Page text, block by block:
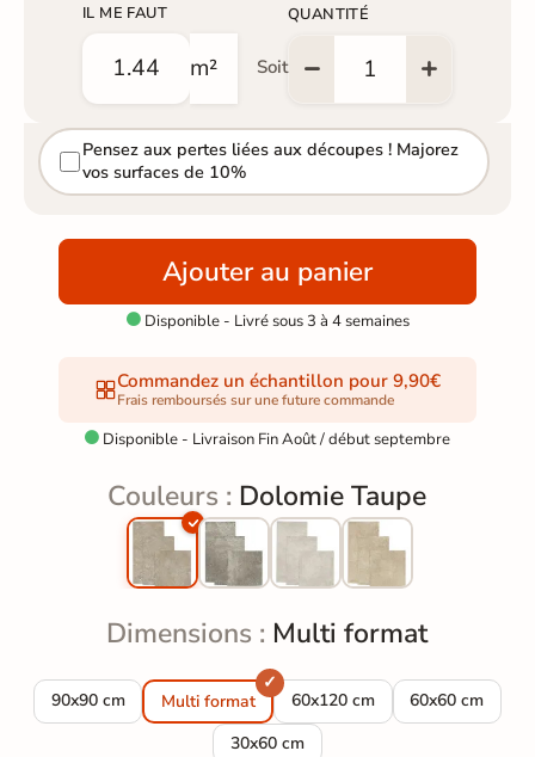
IL ME FAUT
m² Soit
QUANTITÉ
Pensez aux pertes liées aux découpes ! Majorez
vos surfaces de 10%
Ajouter au panier
Disponible - Livré sous 3 à 4 semaines
Commandez un échantillon pour 9,90€
Frais remboursés sur une future commande
 Disponible - Livraison Fin Août / début septembre
Couleurs : Dolomie Taupe
Dimensions : Multi format
90x90 cm
Carrelage sol effet pierre Dolomie Taupe 90x90 cm
Multi format 60x120 cm
Carrelage sol effet pierre
60x60 cm
Carrelage sol
30x60 cm
Carrelage sol effet pierre Dolomie